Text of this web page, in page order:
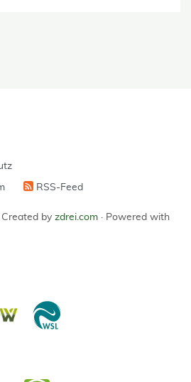
RSS-Feed
Created by zdrei.com · Powered with